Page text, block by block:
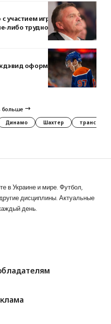
участием игроков из НХЛ в
либо трудности»
оформил
больше
Динамо Шахтер трансферы
в Украине и мире. Футбол,
дисциплины. Актуальные
день.